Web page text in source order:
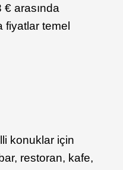
arasında
fiyatlar temel
konuklar için
restoran, kafe,